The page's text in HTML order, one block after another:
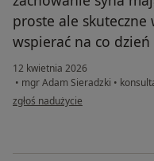
proste ale skuteczne
wspierać na co dzień
12 kwietnia 2026
• mgr Adam Sieradzki •
w opinii użytkownika Anna
zgłoś nadużycie